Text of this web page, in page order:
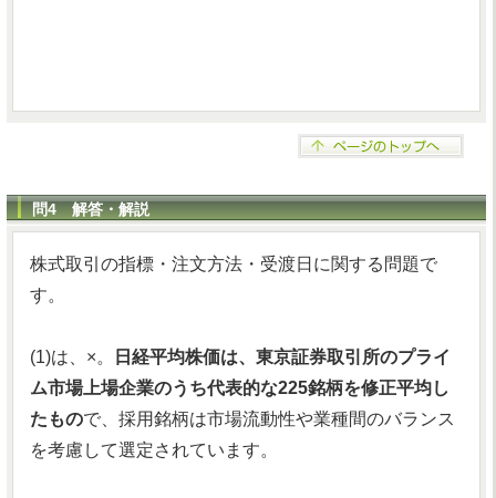
問4 解答・解説
株式取引の指標・注文方法・受渡日に関する問題で
す。
(1)は、×。
日経平均株価は、東京証券取引所のプライ
ム市場上場企業のうち代表的な225銘柄を修正平均し
たもので、採用銘柄は市場流動性や業種間のバランス
を考慮して選定されています。